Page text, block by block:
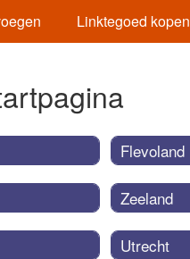
Linktegoed kopen
Flevoland
Zeeland
Utrecht